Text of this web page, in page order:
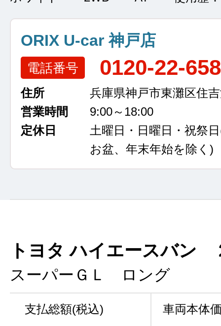
ORIX U-car 神戸店
電話番号 0120-22-
住所
兵庫県神戸市東灘区住
営業時間
9:00～18:00
定休日
土曜日・日曜日・祝祭日
お盆、年末年始を除く)
トヨタ ハイエースバン
スーパーＧＬ ロング
支払総額(税込) 車両本体